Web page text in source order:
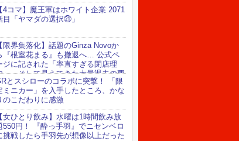
【4コマ】魔王軍はホワイト企業 2071
目「ヤマダの選択㉑」
【限界集落化】話題のGinza Novoか
『根室花まる』も撤退へ… 公式ペ
ジに記された「率直すぎる閉店理
」、そして見えてきた大量退去の要
とスシローのコラボに突撃！ 「限
ミニカー」を入手したところ、かな
のこだわりに感激
【女ひとり飲み】水曜は1時間飲み放
550円！ 『酔っ手羽』でニセンベロ
挑戦したら手羽先が想像以上だった